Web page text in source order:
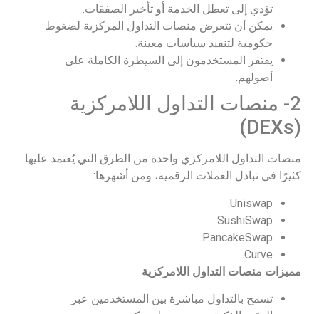
تؤدي إلى تعطل الخدمة أو تأخير الصفقات.
يمكن أن تتعرض منصات التداول المركزية لضغوط
حكومية لتنفيذ سياسات معينة.
يفتقر المستخدمون إلى السيطرة الكاملة على
أصولهم.
2- منصات التداول اللامركزية
(DEXs)
منصات التداول اللامركزي واحدة من الطرق التي يُعتمد عليها
كثيرًا في تبادل العملات الرقمية، ومن أشهرها:
Uniswap.
SushiSwap.
PancakeSwap.
Curve.
مميزات منصات التداول اللامركزية
تسمح بالتداول مباشرة بين المستخدمين عبر